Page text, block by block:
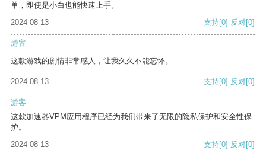
单，即使是小白也能快速上手。
2024-08-13
支持[0] 反对[0]
游客
这款游戏的剧情非常感人，让我久久不能忘怀。
2024-08-13 支持[0] 反对[0]
游客
这款加速器VPM应用程序已经为我们带来了无限的隐私保护和安全性保
护。
2024-08-13
支持[0] 反对[0]